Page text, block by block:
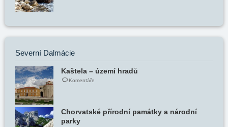
Severní Dalmácie
Kaštela – území hradů
Komentáře
Chorvatské přírodní památky a národní
parky